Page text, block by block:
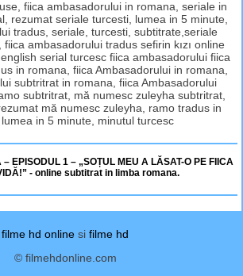
fiica ambasadorului in romana, seriale in
rezumat seriale turcesti, lumea in 5 minute,
tradus, seriale, turcesti, subtitrate,seriale
ambasadorului tradus sefirin kızı online
english serial turcesc fiica ambasadorului fiica
in romana, fiica Ambasadorului in romana,
subtritrat in romana, fiica Ambasadorului
subtritrat, mă numesc zuleyha subtritrat,
mă numesc zuleyha, ramo tradus in
in 5 minute, minutul turcesc
EPISODUL 1 – „SOȚUL MEU A LĂSAT-O PE FIICA
- online subtitrat in limba romana.
filme hd online si filme hd
© filmehdonline.com